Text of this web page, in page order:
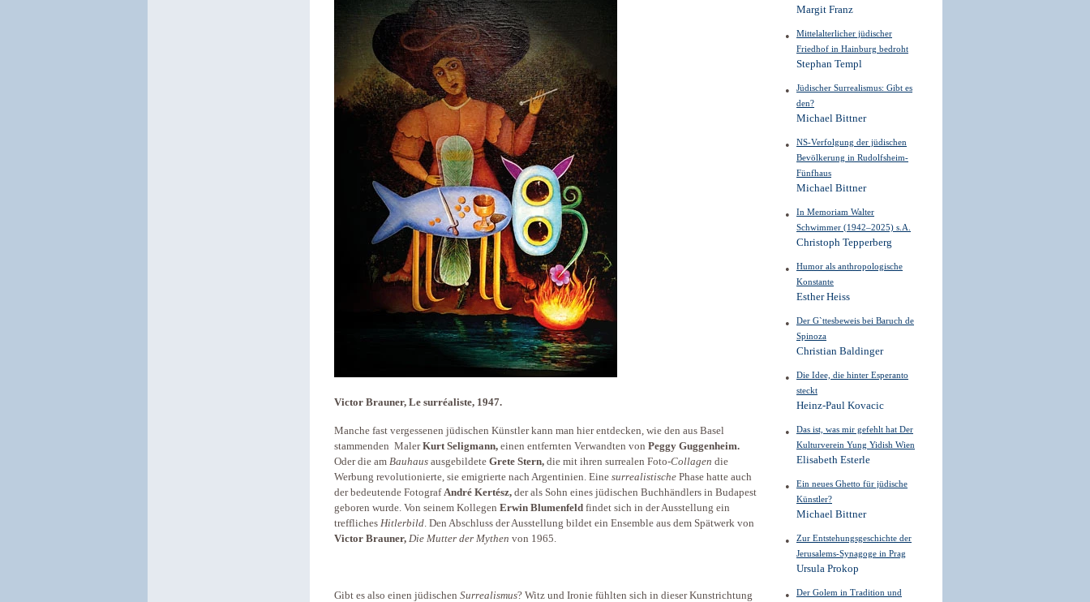
Victor Brauner, Le surréaliste, 1947.
Manche fast vergessenen jüdischen Künstler kann man hier entdecken, wie den aus Basel
stammenden MalerKurt Seligmann, einen entfernten Verwandten von Peggy Guggenheim.
Oder die am Bauhaus ausgebildete Grete Stern, die mit ihren surrealen Foto-Collagen die
Werbung revolutionierte, sie emigrierte nach Argentinien. Eine surrealistische Phase hatte auch
der bedeutende FotografAndré Kertész, der als Sohn eines jüdischen Buchhändlers in Budapest
geboren wurde. Von seinem Kollegen Erwin Blumenfeld findet sich in der Ausstellung ein
treffliches Hitlerbild. Den Abschluss der Ausstellung bildet ein Ensemble aus dem Spätwerk von
Victor Brauner, Die Mutter der Mythen von 1965.
Gibt es also einen jüdischen Surrealismus? Witz und Ironie fühlten sich in dieser Kunstrichtung
Margit Franz
Mittelalterlicher jüdischer
Friedhof in Hainburg bedroht
Stephan Templ
Jüdischer Surrealismus: Gibt es
den?
Michael Bittner
NS-Verfolgung der jüdischen
Bevölkerung in Rudolfsheim-
Fünfhaus
Michael Bittner
In Memoriam Walter
Schwimmer (1942–2025) s.A.
Christoph Tepperberg
Humor als anthropologische
Konstante
Esther Heiss
Der G`ttesbeweis bei Baruch de
Spinoza
Christian Baldinger
Die Idee, die hinter Esperanto
steckt
Heinz-Paul Kovacic
Das ist, was mir gefehlt hat Der
Kulturverein Yung Yidish Wien
Elisabeth Esterle
Ein neues Ghetto für jüdische
Künstler?
Michael Bittner
Zur Entstehungsgeschichte der
Jerusalems-Synagoge in Prag
Ursula Prokop
Der Golem in Tradition und